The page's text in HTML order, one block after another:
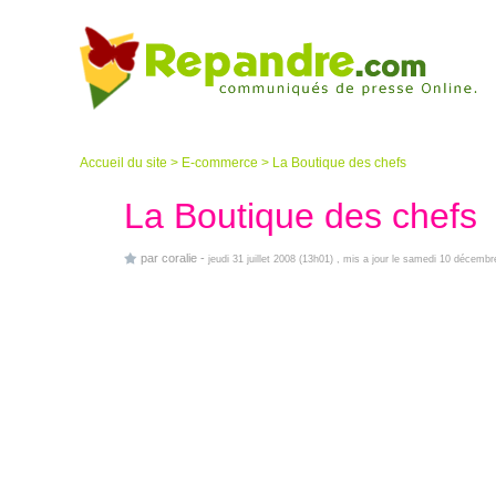
Accueil du site > E-commerce > La Boutique des chefs
La Boutique des chefs
par coralie - jeudi 31 juillet 2008 (13h01) , mis a jour le samedi 10